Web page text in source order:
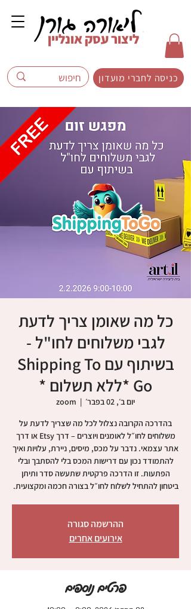
כניסה לחברי מועדון
ליצור עסק אונליין
כל מה שאומן צריך לדעת
לגבי משלוחים לחו"ל -
בשיתוף עם Shipping To
Go *ללא תשלום *
יום ב׳, 02 בפבר׳
  |
zoom
בהדרכה הקרובה נצלול לכל מה שצריך לדעת על
משלוחים לחו״ל לאומנים ויוצרים – דרך Etsy או דרך
אתר עצמאי. נדבר על מכס, מיסים, ניירת, עלויות ואיך
להתמודד נכון עם דרישות המכס בלי להסתבך ובלי
הפתעות. זו הדרכה פרקטית שתעשה סדר ותיתן
ביטחון להתחיל לשלוח לחו״ל בצורה חכמה ומקצועית.
ההרשמה סגורה
אירועים אחרים
פרטים נוספים